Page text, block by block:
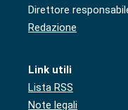
Direttore
Redazione
Link utili
Lista RSS
Note legali